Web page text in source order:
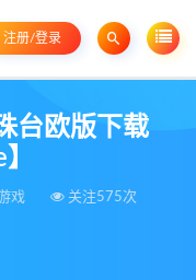
注册/登录
台欧版下载
戏
关注575次